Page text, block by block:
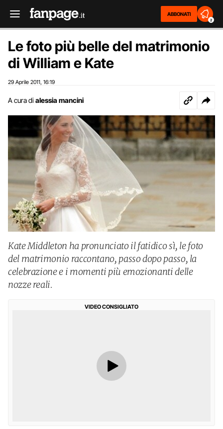
ABBONATI
2
Le foto più belle del matrimonio
di William e Kate
29 Aprile 2011 16:19
A cura di alessia mancini
Kate Middleton ha pronunciato il fatidico sì, le foto
del matrimonio raccontano, passo dopo passo, la
celebrazione e i momenti più emozionanti delle
nozze reali.
VIDEO CONSIGLIATO